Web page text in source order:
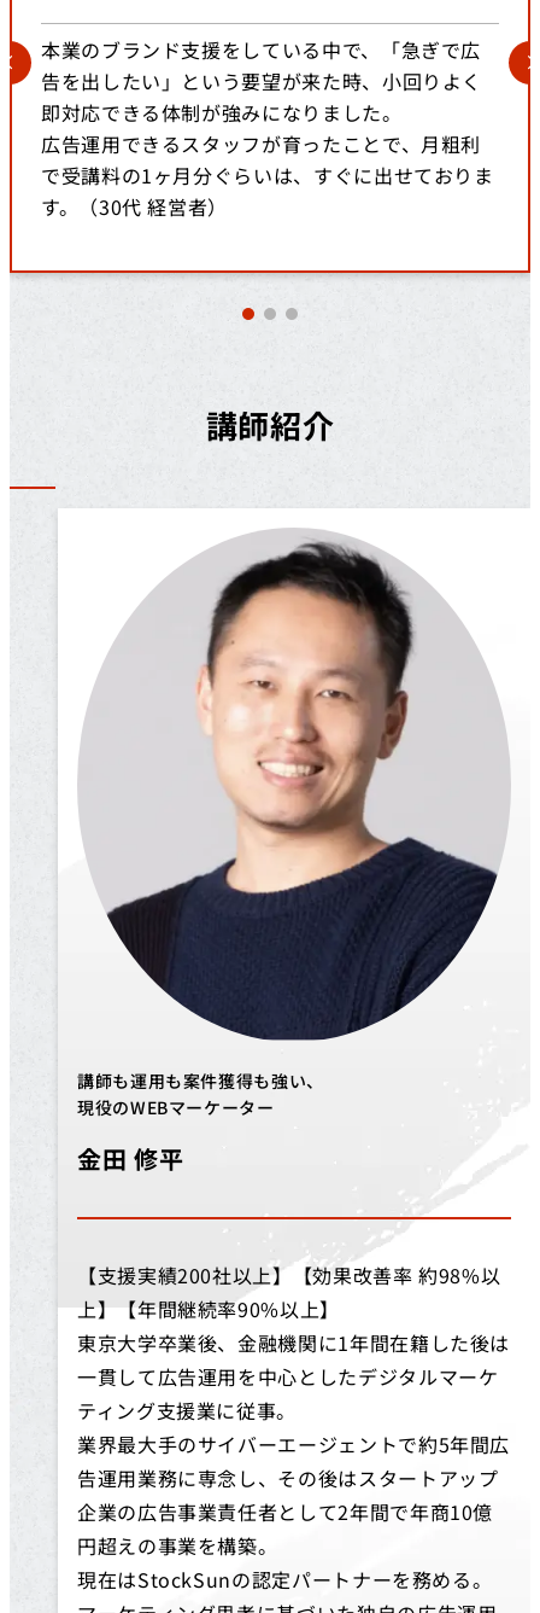
本業のブランド支援をしている中で、「急ぎで広
告を出したい」という要望が来た時、小回りよく
即対応できる体制が強みになりました。
広告運用できるスタッフが育ったことで、月粗利
で受講料の1ヶ月分ぐらいは、すぐに出せておりま
す。（30代 経営者）
講師紹介
講師も運用も案件獲得も強い、
現役のWEBマーケーター
金田 修平
【支援実績200社以上】【効果改善率 約98%以
上】【年間継続率90%以上】
東京大学卒業後、金融機関に1年間在籍した後は
一貫して広告運用を中心としたデジタルマーケ
ティング支援業に従事。
業界最大手のサイバーエージェントで約5年間広
告運用業務に専念し、その後はスタートアップ
企業の広告事業責任者として2年間で年商10億
円超えの事業を構築。
現在はStockSunの認定パートナーを務める。